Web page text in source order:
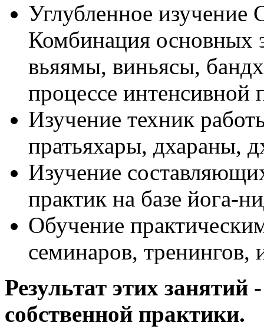
Углубленное
Комбинация основных
вьяямы, виньясы,
процессе интенсивной
Изучение техник
пратьяхары, дхараны,
Изучение
практик на базе йога-
Обучение
семинаров,
Результат этих
собственной практики.